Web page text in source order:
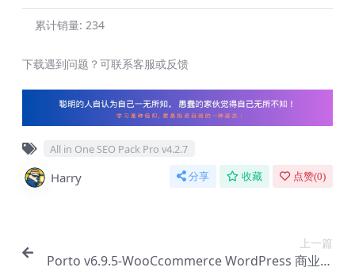
累计销量: 234
下载遇到问题？可联系客服或反馈
All in One SEO Pack Pro v4.2.7
Harry 分享 收藏 点赞(0)
上一篇
Porto v6.9.5-WooCcommerce WordPress 商业主